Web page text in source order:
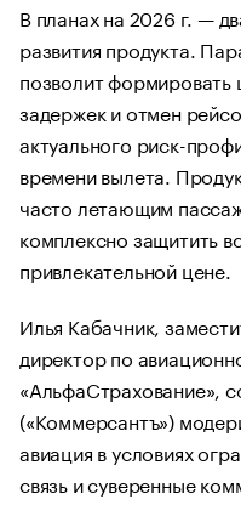
В планах на 2026 г. —
развития продукта.
позволит формировать
задержек и отмен
актуального риск-
времени вылета.
часто летающим
комплексно защитить
привлекательной цене.
Илья Кабачник,
директор по
«АльфаСтрахование»,
(«Коммерсантъ»)
авиация в условиях
связь и суверенные